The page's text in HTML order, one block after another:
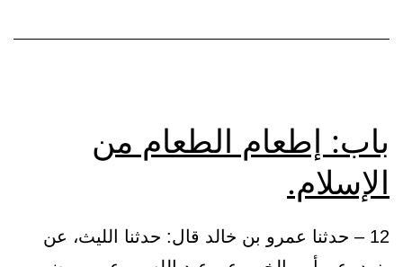
باب: إطعام الطعام من
الإسلام.
12 – حدثنا عمرو بن خالد قال: حدثنا الليث، عن